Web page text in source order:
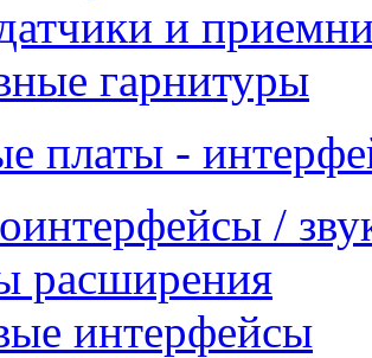
и
гарнитуры
платы -
/
расширения
интерфейсы